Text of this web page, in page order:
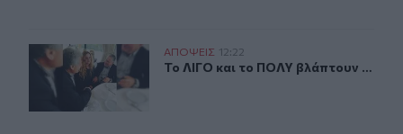
Το ΛΙΓΟ και το ΠΟΛΥ βλάπτουν …
ΑΠΟΨΕΙΣ 12:22
Το ΛΙΓΟ και το ΠΟΛΥ βλάπτουν …
Το ΛΙΓΟ και το ΠΟΛΥ βλάπτουν …